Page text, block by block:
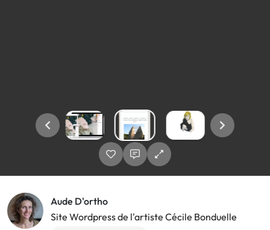
Aude D'ortho
Site Wordpress de l'artiste Cécile Bonduelle